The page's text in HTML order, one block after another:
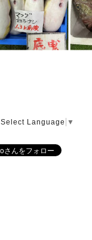
Select Language ▼